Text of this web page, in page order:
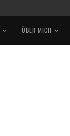
ÜBER MICH